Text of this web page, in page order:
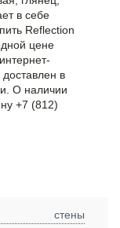
в себе
Reflection
цене
в
О наличии
+7 (812)
стены